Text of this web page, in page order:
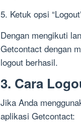
5. Ketuk opsi
Dengan mengikuti
Getcontact dengan
logout berhasil.
3. Cara
Jika Anda
aplikasi Getcontact: